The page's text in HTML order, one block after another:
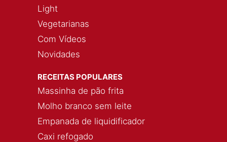
Light
Vegetarianas
Com Vídeos
Novidades
RECEITAS POPULARES
Massinha de pão frita
Molho branco sem leite
Empanada de liquidificador
Caxi refogado